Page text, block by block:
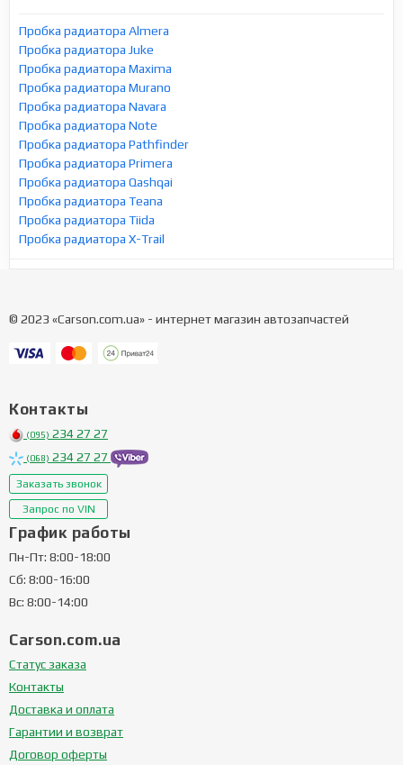
Пробка радиатора Almera
Пробка радиатора Juke
Пробка радиатора Maxima
Пробка радиатора Murano
Пробка радиатора Navara
Пробка радиатора Note
Пробка радиатора Pathfinder
Пробка радиатора Primera
Пробка радиатора Qashqai
Пробка радиатора Teana
Пробка радиатора Tiida
Пробка радиатора X-Trail
© 2023 «Carson.com.ua» - интернет магазин автозапчастей
Контакты
(095) 234 27 27
(068) 234 27 27
Заказать звонок
Запрос по VIN
График работы
Пн-Пт: 8:00-18:00
Сб: 8:00-16:00
Вс: 8:00-14:00
Carson.com.ua
Статус заказа
Контакты
Доставка и оплата
Гарантии и возврат
Договор оферты